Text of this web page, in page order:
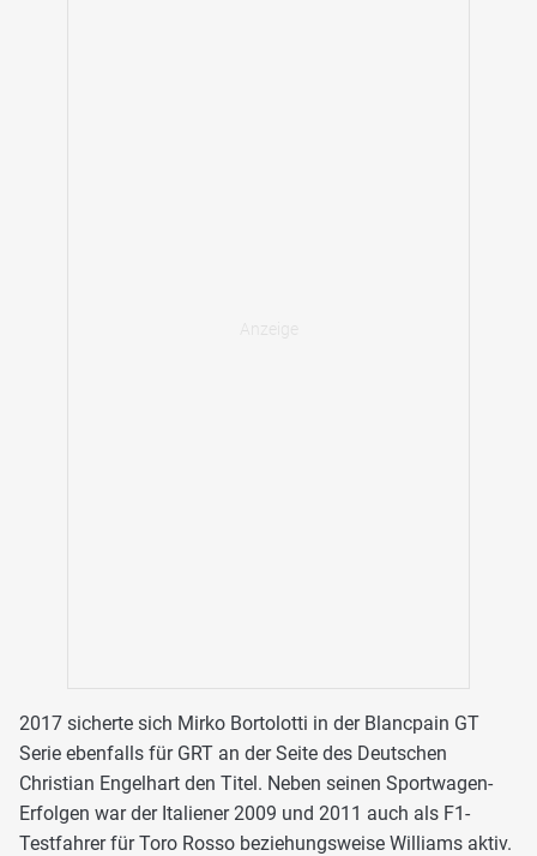
2017 sicherte sich Mirko Bortolotti in der Blancpain GT
Serie ebenfalls für GRT an der Seite des Deutschen
Christian Engelhart den Titel. Neben seinen Sportwagen-
Erfolgen war der Italiener 2009 und 2011 auch als F1-
Testfahrer für Toro Rosso beziehungsweise Williams aktiv.